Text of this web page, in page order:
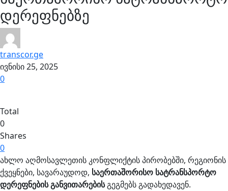
დერეფნებზე
transcor.ge
ივნისი 25, 2025
0
Total
0
Shares
0
ახლო აღმოსავლეთის კონფლიქტის პირობებში, რეგიონის
ქვეყნები, სავარაუდოდ, საერთაშორისო სატრანსპორტო
დერეფნების განვითარებისგეგმებს გადახედავენ.